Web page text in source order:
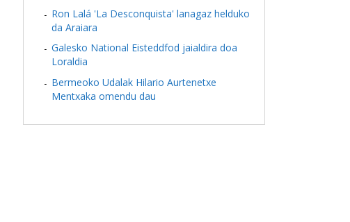
Ron Lalá 'La Desconquista' lanagaz helduko
da Araiara
Galesko National Eisteddfod jaialdira doa
Loraldia
Bermeoko Udalak Hilario Aurtenetxe
Mentxaka omendu dau